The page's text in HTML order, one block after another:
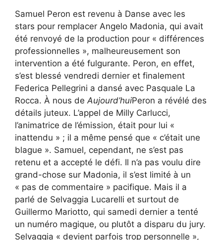
Samuel Peron est revenu à Danse avec les
stars pour remplacer Angelo Madonia, qui avait
été renvoyé de la production pour « différences
professionnelles », malheureusement son
intervention a été fulgurante. Peron, en effet,
s’est blessé vendredi dernier et finalement
Federica Pellegrini a dansé avec Pasquale La
Rocca. À nous de Aujourd’huiPeron a révélé des
détails juteux. L’appel de Milly Carlucci,
l’animatrice de l’émission, était pour lui «
inattendu » ; il a même pensé que « c’était une
blague ». Samuel, cependant, ne s’est pas
retenu et a accepté le défi. Il n’a pas voulu dire
grand-chose sur Madonia, il s’est limité à un
« pas de commentaire » pacifique. Mais il a
parlé de Selvaggia Lucarelli et surtout de
Guillermo Mariotto, qui samedi dernier a tenté
un numéro magique, ou plutôt a disparu du jury.
Selvaggia « devient parfois trop personnelle »,